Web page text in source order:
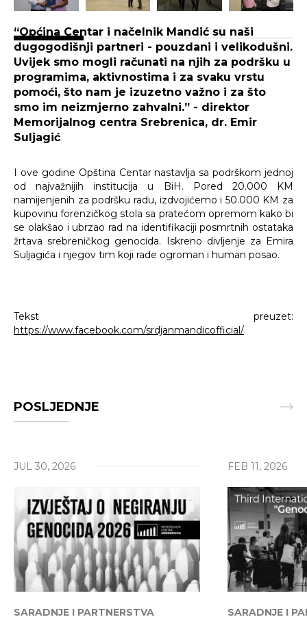
Traži
“Općina Centar i načelnik Mandić su naši
dugogodišnji partneri - pouzdani i velikodušni.
Uvijek smo mogli računati na njih za podršku u
programima, aktivnostima i za svaku vrstu
pomoći, što nam je izuzetno važno i za što
smo im neizmjerno zahvalni.” - direktor
Memorijalnog centra Srebrenica, dr. Emir
Suljagić
I ove godine Opština Centar nastavlja sa podrškom jednoj
od najvažnijih institucija u BiH. Pored 20.000 KM
namijenjenih za podršku radu, izdvojićemo i 50.000 KM za
kupovinu forenzičkog stola sa pratećom opremom kako bi
se olakšao i ubrzao rad na identifikaciji posmrtnih ostataka
žrtava srebreničkog genocida. Iskreno divljenje za Emira
Suljagića i njegov tim koji rade ogroman i human posao.
Tekst preuzet:
https://www.facebook.com/srdjanmandicofficial/
POSLJEDNJE
JUL 30, 2026
SARADNJE I PARTNERSTVA
FEB 11, 2026
SARADNJE I